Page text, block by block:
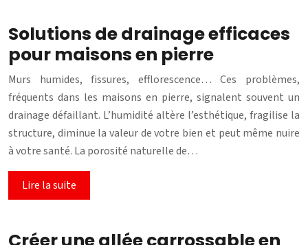
Solutions de drainage efficaces
pour maisons en pierre
Murs humides, fissures, efflorescence… Ces problèmes,
fréquents dans les maisons en pierre, signalent souvent un
drainage défaillant. L’humidité altère l’esthétique, fragilise la
structure, diminue la valeur de votre bien et peut même nuire
à votre santé. La porosité naturelle de…
Lire la suite